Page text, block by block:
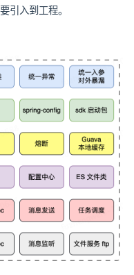
引入到工程。